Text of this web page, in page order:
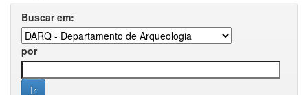
Buscar em:
por